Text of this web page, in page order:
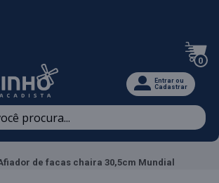
0
Entrar ou
Cadastrar
de facas chaira 30,5cm Mundial